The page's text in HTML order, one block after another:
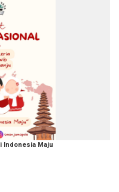
Indonesia Maju